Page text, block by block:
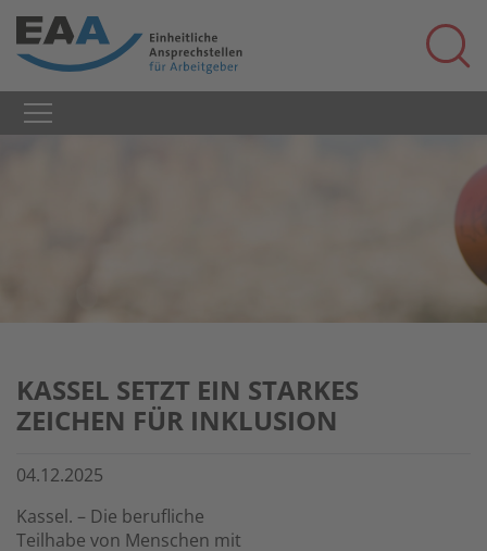
KASSEL SETZT EIN STARKES
ZEICHEN FÜR INKLUSION
04.12.2025
Kassel. – Die berufliche
Teilhabe von Menschen mit